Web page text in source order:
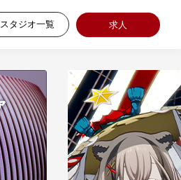
スタジオ一覧 求人